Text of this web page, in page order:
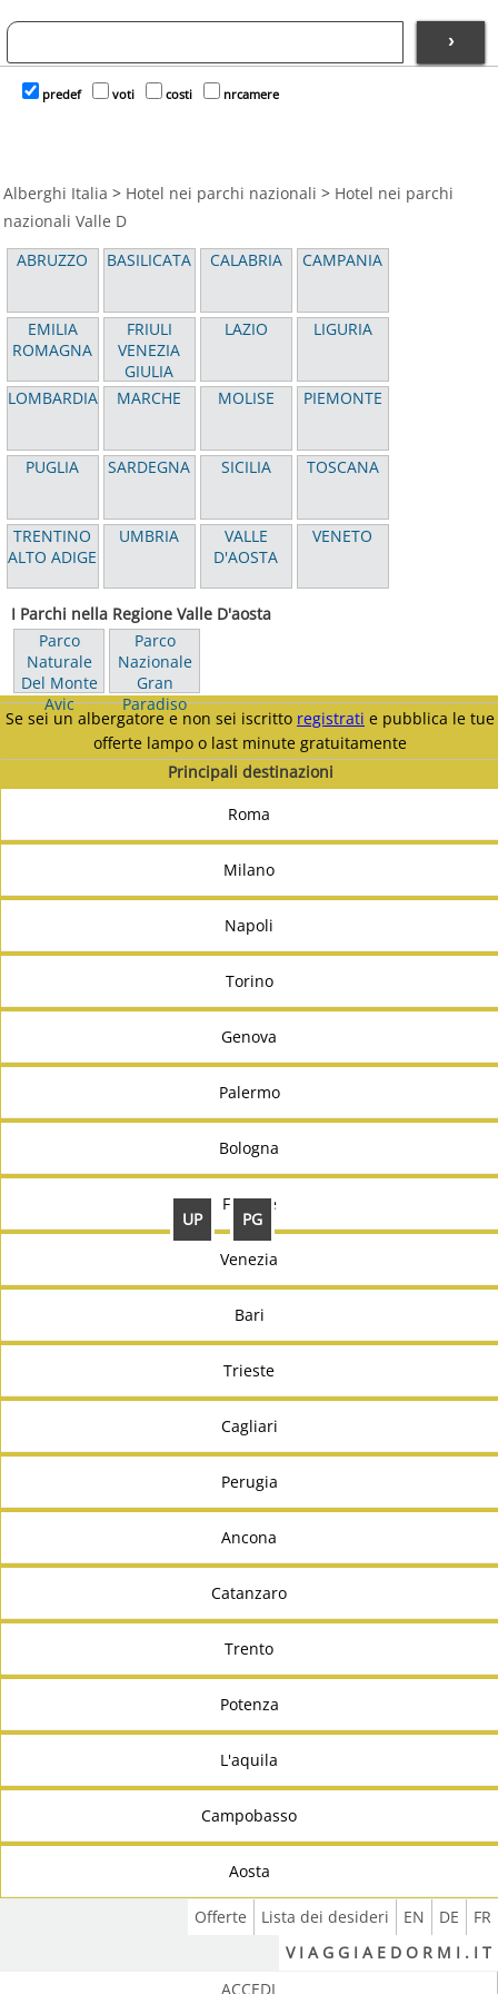
›
predef voti costi nrcamere
UP PG
Alberghi Italia > Hotel nei parchi nazionali > Hotel nei parchi
nazionali Valle D
ABRUZZO
BASILICATA CALABRIA CAMPANIA
EMILIA
ROMAGNA
FRIULI
VENEZIA
GIULIA
LAZIO LIGURIA
LOMBARDIA MARCHE MOLISE PIEMONTE
PUGLIA SARDEGNA SICILIA TOSCANA
TRENTINO
ALTO ADIGE
UMBRIA
VALLE
D'AOSTA
VENETO
I Parchi nella Regione Valle D'aosta
Parco
Naturale
Del Monte
Avic
Parco
Nazionale
Gran
Paradiso
Se sei un albergatore e non sei iscritto registrati e pubblica le tue
offerte lampo o last minute gratuitamente
Principali destinazioni
Roma
Milano
Napoli
Torino
Genova
Palermo
Bologna
Firenze
Venezia
Bari
Trieste
Cagliari
Perugia
Ancona
Catanzaro
Trento
Potenza
L'aquila
Campobasso
Aosta
FR
DE
EN
Lista dei desideri
Offerte
V I A G G I A E D O R M I . I T
ACCEDI